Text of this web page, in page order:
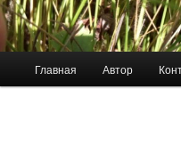
Главная Автор